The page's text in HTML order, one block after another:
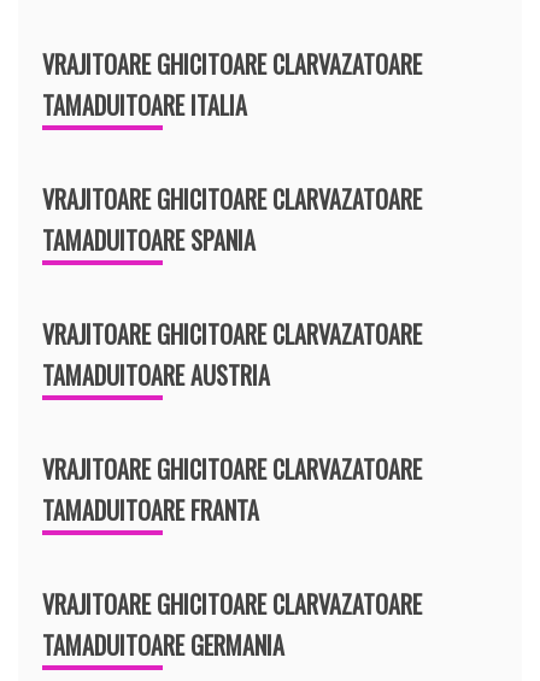
VRAJITOARE GHICITOARE CLARVAZATOARE
TAMADUITOARE ITALIA
VRAJITOARE GHICITOARE CLARVAZATOARE
TAMADUITOARE SPANIA
VRAJITOARE GHICITOARE CLARVAZATOARE
TAMADUITOARE AUSTRIA
VRAJITOARE GHICITOARE CLARVAZATOARE
TAMADUITOARE FRANTA
VRAJITOARE GHICITOARE CLARVAZATOARE
TAMADUITOARE GERMANIA